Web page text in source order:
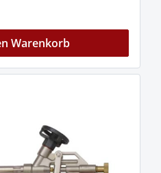
Warenkorb